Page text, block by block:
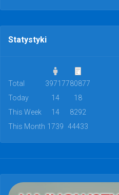
Statystyki
Total 39717780877
Today
14
18
This Week
14
8292
This Month 1739 44433